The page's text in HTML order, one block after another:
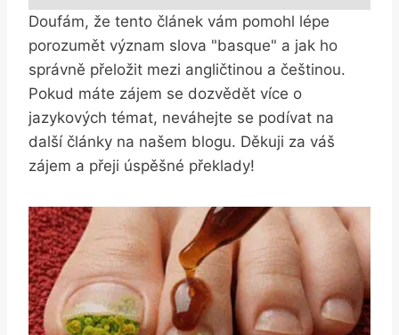
Doufám, že tento článek vám pomohl lépe
porozumět význam slova "basque" a jak ho
správně přeložit mezi angličtinou a češtinou.
Pokud máte zájem se dozvědět více o
jazykových témat, neváhejte se podívat na
další články na našem blogu. Děkuji za váš
zájem a přeji úspěšné překlady!